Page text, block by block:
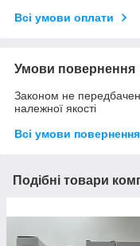
Всі умови оплати
Умови повернення
Законом не
належної якості
Всі умови повернення
Подібні товари